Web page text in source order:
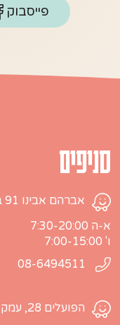
פייסבוק
סניפים
אברהם אבינו 91 באר שבע
א-ה 7:30-20:00
ו' 7:00-15:00
הפועלים 28, עמק שרה באר שבע